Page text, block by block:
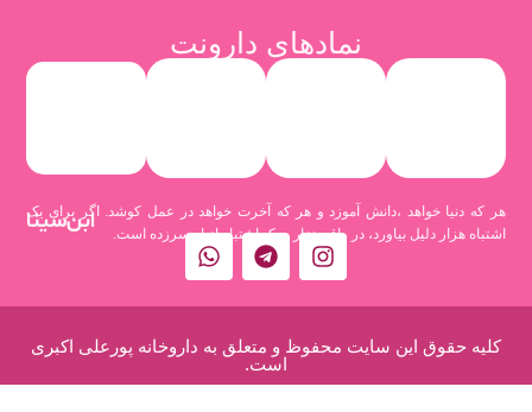
نمادهای دارونت
هر که دنیا خواهد ،دانش آموزد و هر که آخرت خواهد در عمل کوشد. اگر برای یک
اشتباه هزار دلیل بیاورد، در واقع هزار و یک اشتباه از او سرزده است.
ابن‌سینا
کلیه حقوق این سایت محفوظ و متعلق به داروخانه پورعلی اکبری
است.